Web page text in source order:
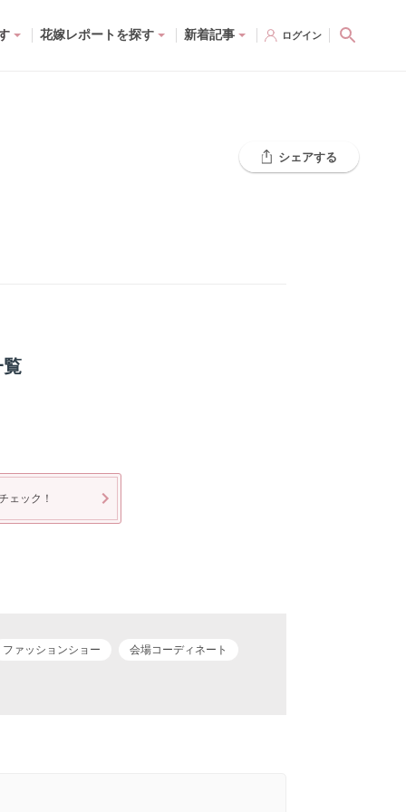
花嫁レポートを探す 新着記事 ログイン
シェアする
ェック！
ファッションショー 会場コーディネート